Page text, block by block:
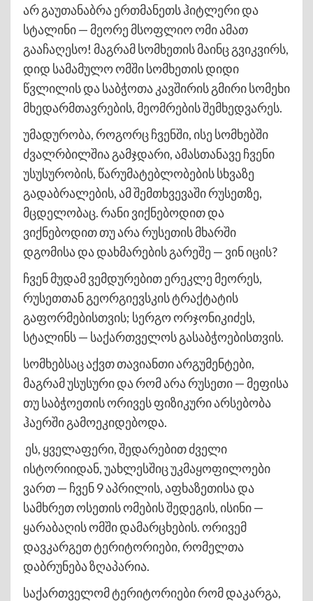
არ გაუთანაბრა ერთმანეთს ჰიტლერი და
სტალინი — მეორე მსოფლიო ომი ამათ
გააჩაღესო! მაგრამ სომხეთის მაინც გვიკვირს,
დიდ სამამულო ომში სომხეთის დიდი
წვლილის და საბჭოთა კავშირის გმირი სომეხი
მხედარმთავრების, მეომრების შემხედვარეს.
უმადურობა, როგორც ჩვენში, ისე სომხებში
ძვალრბილშია გამჯდარი, ამასთანავე ჩვენი
უსუსურობის, წარუმატებლობების სხვაზე
გადაბრალების, ამ შემთხვევაში რუსეთზე,
მცდელობაც. რანი ვიქნებოდით და
ვიქნებოდით თუ არა რუსეთის მხარში
დგომისა და დახმარების გარეშე — ვინ იცის?
ჩვენ მუდამ ვემდურებით ერეკლე მეორეს,
რუსეთთან გეორგიევსკის ტრაქტატის
გაფორმებისთვის; სერგო ორჯონიკიძეს,
სტალინს — საქართველოს გასაბჭოებისთვის.
სომხებსაც აქვთ თავიანთი არგუმენტები,
მაგრამ უსუსური და რომ არა რუსეთი — მეფისა
თუ საბჭოეთის ორივეს ფიზიკური არსებობა
ჰაერში გამოეკიდებოდა.
ეს, ყველაფერი, შედარებით ძველი
ისტორიიდან, უახლესშიც უკმაყოფილოები
ვართ — ჩვენ 9 აპრილის, აფხაზეთისა და
სამხრეთ ოსეთის ომების შედეგის, ისინი —
ყარაბაღის ომში დამარცხების. ორივემ
დავკარგეთ ტერიტორიები, რომელთა
დაბრუნება ზღაპარია.
საქართველომ ტერიტორიები რომ დაკარგა,